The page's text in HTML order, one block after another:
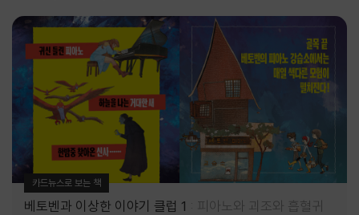
카드뉴스로 보는 책
베토벤과 이상한 이야기 클럽 1 피아노와 괴조와 흡혈귀